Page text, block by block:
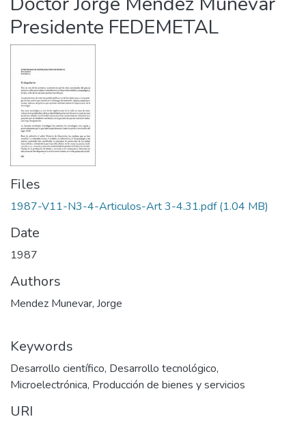
Presidente FEDEMETAL
Files
1987-V11-N3-4-Articulos-Art 3-4.31.pdf(1.04 MB)
Date
1987
Authors
Mendez Munevar, Jorge
Keywords
Desarrollo científico, Desarrollo tecnológico,
Microelectrónica, Producción de bienes y servicios
URI